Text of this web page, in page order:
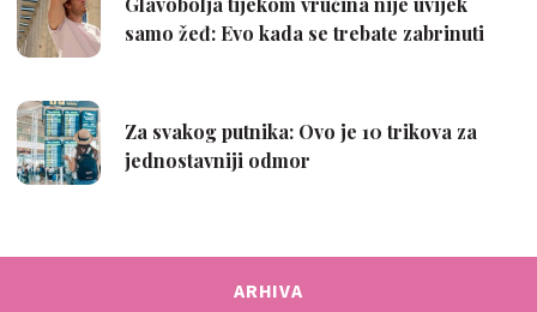
ARHIVA